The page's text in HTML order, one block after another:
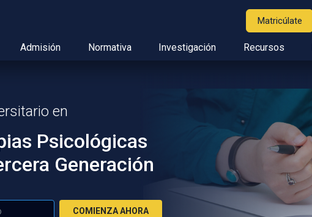
Matricúlate
Admisión Normativa Investigación Recursos
en
Psicológicas
Generación
COMIENZA AHORA